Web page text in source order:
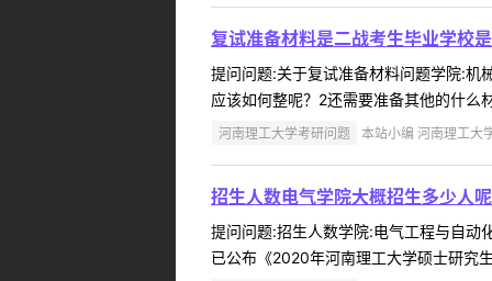
复试准备材料是二战考生毕业学校
提问问题:关于复试准备材料问题学院:
应该如何整呢？2还需要准备其他的什
河南理工大学考研问题 本站小编 河南理工
招生人数电气学院大概招生多少人呢
提问问题:招生人数学院:电气工程与自
已公布《2020年河南理工大学硕士研究